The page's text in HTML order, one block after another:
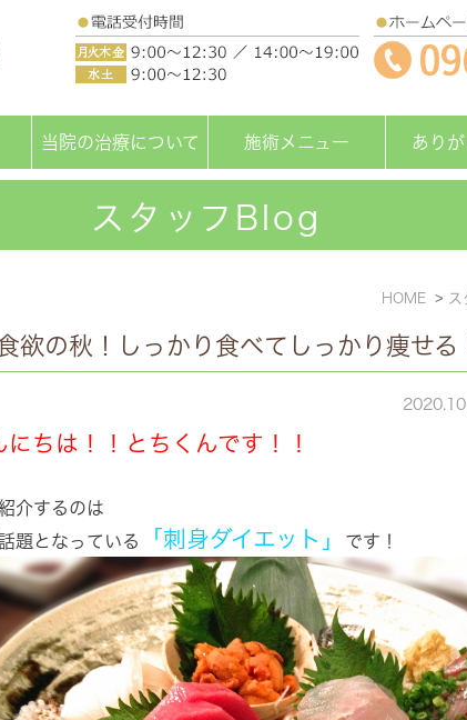
当院の治療について 施術メニュー あり
スタッフBlog
HOME ス
欲の秋！しっかり食べてしっかり痩せる
にちは！！とちくんです！！
介するのは
題となっている
「刺身ダイエット」 です！